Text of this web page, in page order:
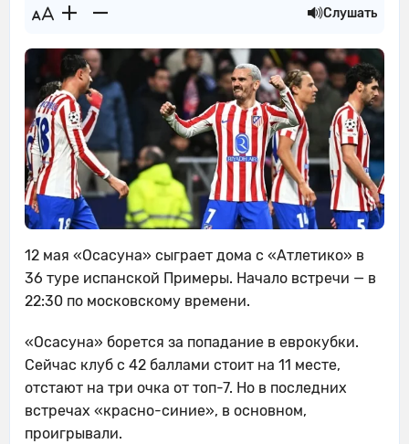
Слушать
12 мая «Осасуна» сыграет дома с «Атлетико» в
36 туре испанской Примеры. Начало встречи — в
22:30 по московскому времени.
«Осасуна» борется за попадание в еврокубки.
Сейчас клуб с 42 баллами стоит на 11 месте,
отстают на три очка от топ-7. Но в последних
встречах «красно-синие», в основном,
проигрывали.